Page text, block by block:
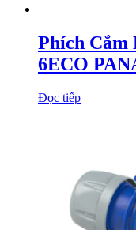
Phích Cắm
6ECO
Đọc tiếp